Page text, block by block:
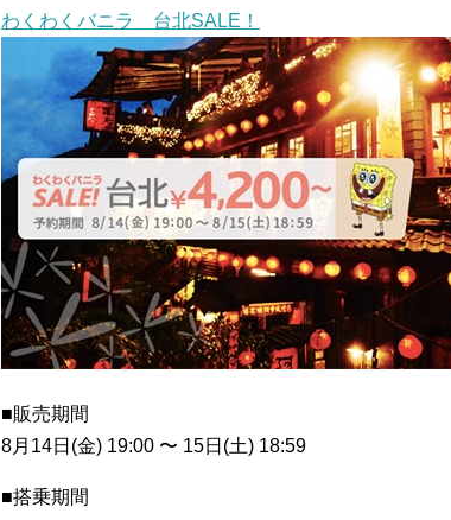
わくわくバニラ 台北SALE！
■販売期間
8月14日(金) 19:00 〜 15日(土) 18:59
■搭乗期間